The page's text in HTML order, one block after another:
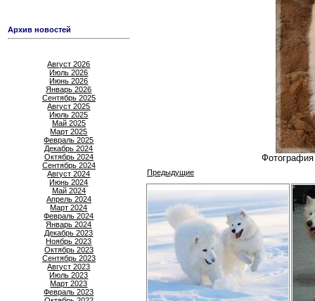
Архив новостей
Август 2026
Июль 2026
Июнь 2026
Январь 2026
Сентябрь 2025
Август 2025
Июль 2025
Май 2025
Март 2025
Февраль 2025
Декабрь 2024
Октябрь 2024
Сентябрь 2024
Август 2024
Июнь 2024
Май 2024
Апрель 2024
Март 2024
Февраль 2024
Январь 2024
Декабрь 2023
Ноябрь 2023
Октябрь 2023
Сентябрь 2023
Август 2023
Июль 2023
Март 2023
Февраль 2023
Фотография
Предыдущие